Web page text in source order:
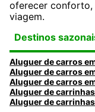
oferecer conforto,
viagem.
Destinos